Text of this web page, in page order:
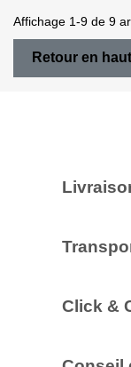
Affichage 1-9 de 9
Retour en haut
Click &